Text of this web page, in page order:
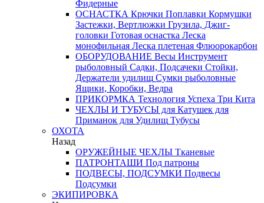
Фидерные
ОСНАСТКА Крючки Поплавки Кормушки
Застежки, Вертлюжки Грузила, Джиг-
головки Готовая оснастка Леска
монофильная Леска плетеная Флюорокарбон
ОБОРУДОВАНИЕ Весы Инструмент
рыболовный Садки, Подсачеки Стойки,
Держатели удилищ Сумки рыболовные
Ящики, Коробки, Ведра
ПРИКОРМКА Технология Успеха Три Кита
ЧЕХЛЫ И ТУБУСЫ для Катушек для
Приманок для Удилищ Тубусы
ОХОТА
Назад
ОРУЖЕЙНЫЕ ЧЕХЛЫ Тканевые
ПАТРОНТАШИ Под патроны
ПОДВЕСЫ, ПОДСУМКИ Подвесы
Подсумки
ЭКИПИРОВКА